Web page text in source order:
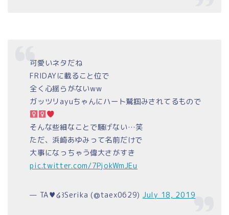
可愛いネタだね
FRIDAYに載ること位で
全く心揺らがないww
ガッツリayuちゃんにハート鷲掴みされてるもので‍
そんな些細なことで騒げない…笑
ただ、浜崎あゆみって名前だけで
大事になっちゃう偉大さがすき
pic.twitter.com/7PjokWmJEu
— TA♥໒꒱Serika (@taex0629) July 18, 2019